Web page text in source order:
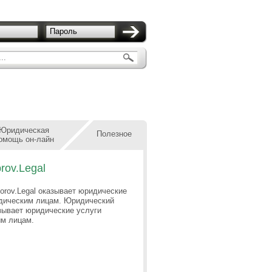
Пароль
Юридическая
он-лайн
Полезное
оказывает юридические
лицам. Юридический
юридические услуги
лицам.